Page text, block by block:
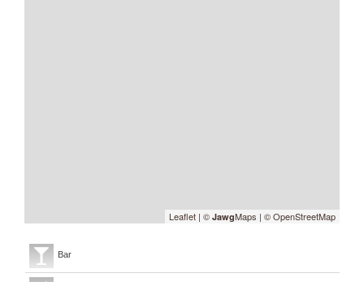
Leaflet | © JawgMaps | © OpenStreetMap
Bar